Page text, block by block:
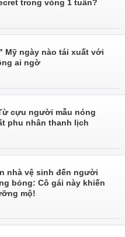
trong vòng 1 tuần?
Mỹ ngày nào tái xuất với
ai ngờ
cựu người mẫu nóng
phu nhân thanh lịch
nhà vệ sinh đến người
bỏng: Cô gái này khiến
mộ!